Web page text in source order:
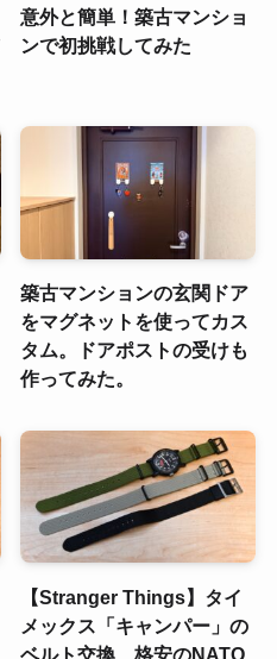
意外と簡単！築古マンショ
ンで初挑戦してみた
築古マンションの玄関ドア
をマグネットを使ってカス
タム。ドアポストの受けも
作ってみた。
【Stranger Things】タイ
メックス「キャンパー」の
ベルト交換、格安のNATO